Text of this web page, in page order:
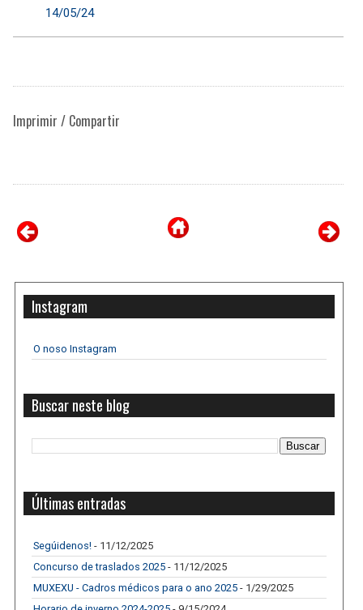
14/05/24
Imprimir / Compartir
Instagram
O noso Instagram
Buscar neste blog
Últimas entradas
Segúidenos! - 11/12/2025
Concurso de traslados 2025 - 11/12/2025
MUXEXU - Cadros médicos para o ano 2025 - 1/29/2025